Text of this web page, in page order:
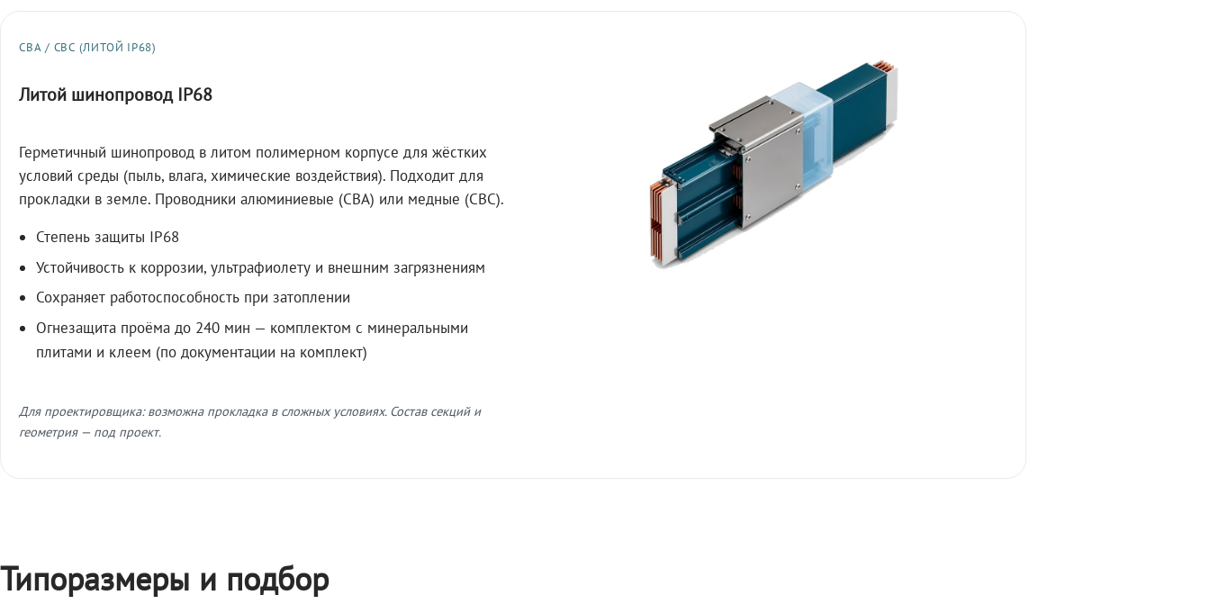
СВА / СВС (ЛИТОЙ IP68)
Литой шинопровод IP68
Герметичный шинопровод в литом полимерном корпусе для жёстких
условий среды (пыль, влага, химические воздействия). Подходит для
прокладки в земле. Проводники алюминиевые (СВА) или медные (СВС).
Степень защиты IP68
Устойчивость к коррозии, ультрафиолету и внешним загрязнениям
Сохраняет работоспособность при затоплении
Огнезащита проёма до 240 мин — комплектом с минеральными
плитами и клеем (по документации на комплект)
Для проектировщика: возможна прокладка в сложных условиях. Состав секций и
геометрия — под проект.
Типоразмеры и подбор